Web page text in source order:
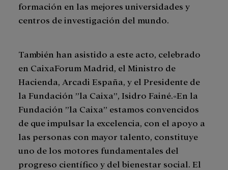
formación en las mejores universidades y
centros de investigación del mundo.
También han asistido a este acto, celebrado
en CaixaForum Madrid, el Ministro de
Hacienda, Arcadi España, y el Presidente de
la Fundación ”la Caixa”, Isidro Fainé.«En la
Fundación ”la Caixa” estamos convencidos
de que impulsar la excelencia, con el apoyo a
las personas con mayor talento, constituye
uno de los motores fundamentales del
progreso científico y del bienestar social. El